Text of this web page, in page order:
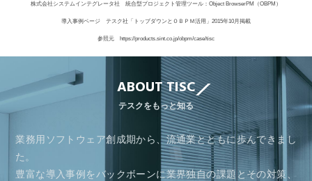
株式会社システムインテグレータ社 統合型プロジェクト管理ツール：Object BrowserPM（OBPM）
導入事例ページ テスク社「トップダウンとＯＢＰＭ活用」2015年10月掲載
参照元 https://products.sint.co.jp/obpm/case/tisc
ABOUT TISC
テスクをもっと知る
業務用ソフトウェア創成期から、流通業とともに歩んできまし
た。
豊富な導入事例をバックボーンに業界独自の課題とその対策、